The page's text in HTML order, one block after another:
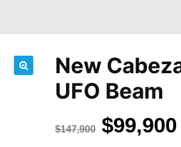
New
UFO Beam
$147,900 El
$99,900